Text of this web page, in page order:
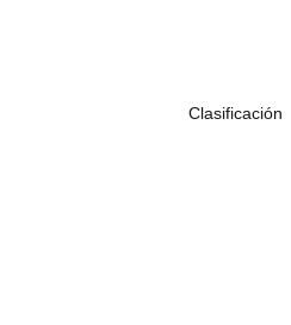
Clasificación